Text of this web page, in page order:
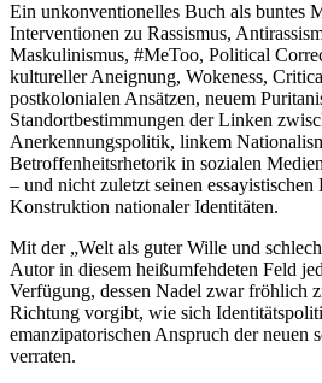
Ein unkonventionelles Buch als buntes
Interventionen zu Rassismus,
Maskulinismus, #MeToo, Political
kultureller Aneignung, Wokeness,
postkolonialen Ansätzen, neuem
Standortbestimmungen der Linken
Anerkennungspolitik, linkem
Betroffenheitsrhetorik in sozialen
– und nicht zuletzt seinen essayistischen
Konstruktion nationaler Identitäten.
Mit der „Welt als guter Wille und
Autor in diesem heißumfehdeten Feld
Verfügung, dessen Nadel zwar fröhlich
Richtung vorgibt, wie sich
emanzipatorischen Anspruch der neuen
verraten.